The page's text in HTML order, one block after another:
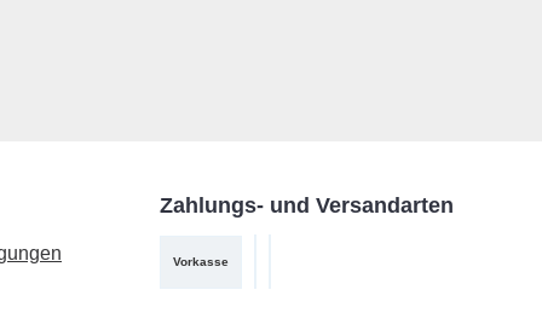
Zahlungs- und Versandarten
Vorkasse